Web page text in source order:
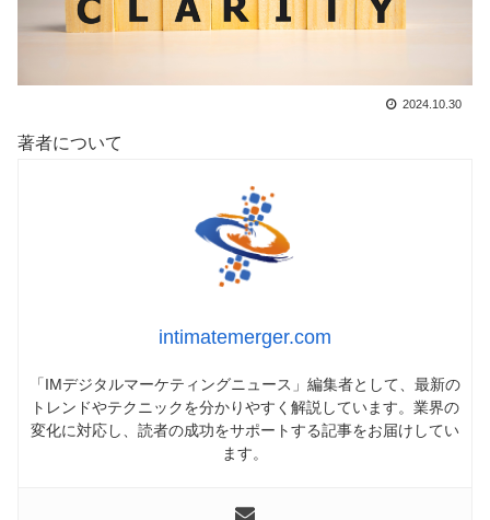
2024.10.30
著者について
intimatemerger.com
「IMデジタルマーケティングニュース」編集者として、最新の
トレンドやテクニックを分かりやすく解説しています。業界の
変化に対応し、読者の成功をサポートする記事をお届けしてい
ます。